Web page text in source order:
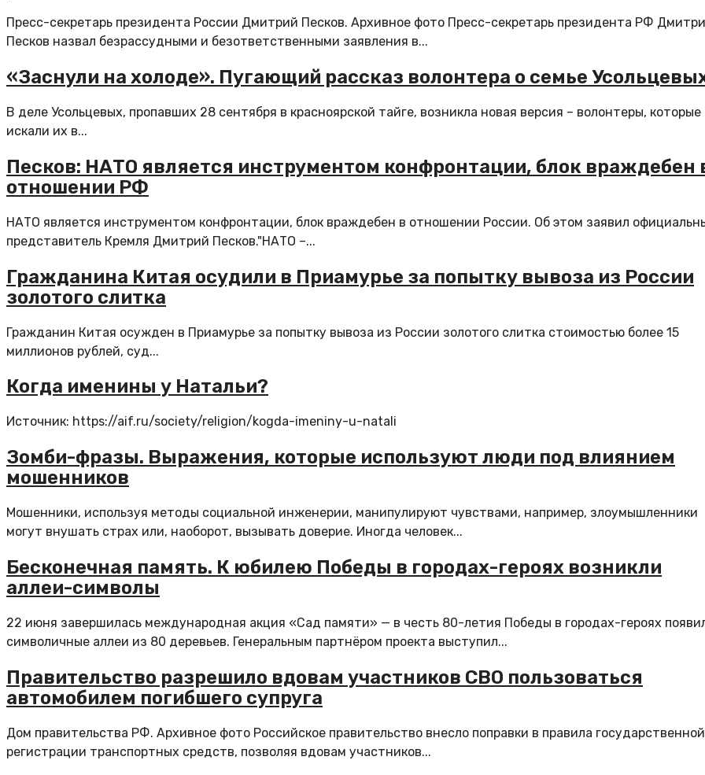
Пресс-секретарь президента России Дмитрий Песков. Архивное фото Пресс-секретарь президента РФ
Песков назвал безрассудными и безответственными заявления в...
«Заснули на холоде». Пугающий рассказ волонтера о семье
В деле Усольцевых, пропавших 28 сентября в красноярской тайге, возникла новая версия – волонтеры, которые
искали их в...
Песков: НАТО является инструментом конфронтации, блок враждебен
отношении РФ
НАТО является инструментом конфронтации, блок враждебен в отношении России. Об этом заявил
представитель Кремля Дмитрий Песков."НАТО –...
Гражданина Китая осудили в Приамурье за попытку вывоза из России
золотого слитка
Гражданин Китая осужден в Приамурье за попытку вывоза из России золотого слитка стоимостью более 15
миллионов рублей, суд...
Когда именины у Натальи?
Источник: https://aif.ru/society/religion/kogda-imeniny-u-natali
Зомби-фразы. Выражения, которые используют люди под влиянием
мошенников
Мошенники, используя методы социальной инженерии, манипулируют чувствами, например, злоумышленники
могут внушать страх или, наоборот, вызывать доверие. Иногда человек...
Бесконечная память. К юбилею Победы в городах-героях возникли
аллеи-символы
22 июня завершилась международная акция «Сад памяти» — в честь 80-летия Победы в городах-героях
символичные аллеи из 80 деревьев. Генеральным партнёром проекта выступил...
Правительство разрешило вдовам участников СВО пользоваться
автомобилем погибшего супруга
Дом правительства РФ. Архивное фото Российское правительство внесло поправки в правила государственной
регистрации транспортных средств, позволяя вдовам участников...